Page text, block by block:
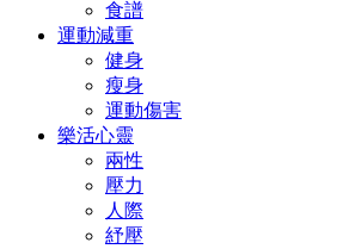
食譜
運動減重
健身
瘦身
運動傷害
樂活心靈
兩性
壓力
人際
紓壓